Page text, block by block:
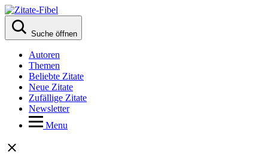
Suche öffnen
Autoren
Themen
Beliebte Zitate
Neue Zitate
Zufällige Zitate
Newsletter
Menu